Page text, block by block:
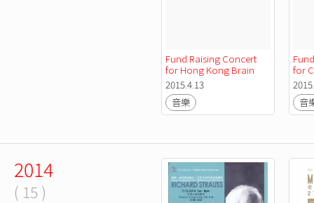
Fund Raising Concert
for Hong Kong Brain
Foundation
2015.4.13
音樂
for
音
2014
( 15 )